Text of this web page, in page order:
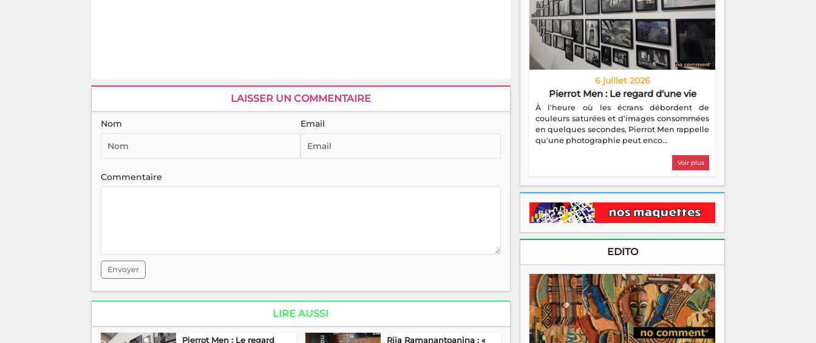
LAISSER UN COMMENTAIRE
Nom Email
Commentaire
Envoyer
LIRE AUSSI
Pierrot Men : Le regard
Rija Ramanantoanina : «
6 juillet 2026
Pierrot Men : Le regard d'une vie
À l'heure où les écrans débordent de
couleurs saturées et d'images consommées
en quelques secondes, Pierrot Men rappelle
qu'une photographie peut enco...
Voir plus
EDITO